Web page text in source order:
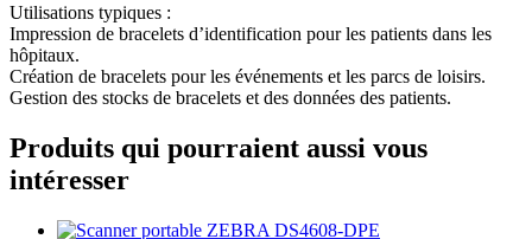
Utilisations typiques :
Impression de bracelets d’identification pour les patients dans les
hôpitaux.
Création de bracelets pour les événements et les parcs de loisirs.
Gestion des stocks de bracelets et des données des patients.
Produits qui pourraient aussi vous
intéresser